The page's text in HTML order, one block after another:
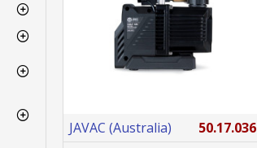
JAVAC (Australia)
50.17.036